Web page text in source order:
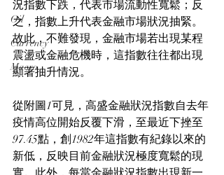
Oil
Currency
Macro
況指數下跌，代表市場流動性寬鬆；反
之，指數上升代表金融市場狀況抽緊。
故此，不難發現，金融市場若出現某程
震盪或金融危機時，這指數往往都出現
顯著抽升情況。
從附圖1可見，高盛金融狀況指數自去年
疫情高位開始反覆下滑，至最近下挫至
97.45點，創1982年這指數有紀錄以來的
新低，反映目前金融狀況極度寬鬆的現